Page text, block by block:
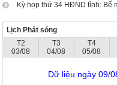
Kỳ họp thứ 34 HĐND tỉnh: Bế
Lịch Phát sóng
T2
03/08
T3
04/08
T4
05/08
Dữ liệu ngày 09/